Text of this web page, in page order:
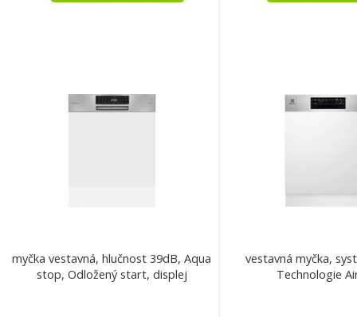
myčka vestavná, hlučnost 39dB, Aqua
stop, Odložený start, displej
vestavná myčka,
Technologie